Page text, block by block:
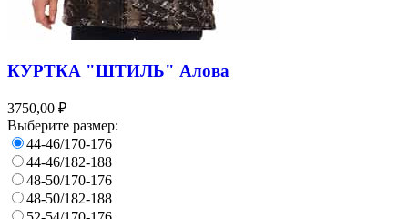
КУРТКА "ШТИЛЬ" Алова
3750,00 ₽
Выберите размер:
44-46/170-176
44-46/182-188
48-50/170-176
48-50/182-188